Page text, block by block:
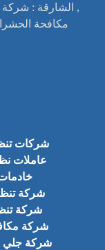
مكافحة
شركات تنظيف
عاملات
خادمات
شركة تنظيف
شركة تنظيف
شركة مكافحة
شركة جلي